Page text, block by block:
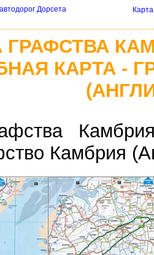
Дорсета
ГРАФСТВА
КАРТА -
Камбрия